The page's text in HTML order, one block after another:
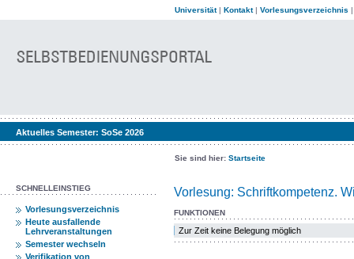
Universität| Kontakt| Vorlesungsverzeichnis
Aktuelles Semester: SoSe 2026
Sie sind hier: Startseite
SCHNELLEINSTIEG
Vorlesungsverzeichnis
Heute ausfallende
Lehrveranstaltungen
Semester wechseln
Verifikation von
Vorlesung: Schriftkompetenz.
FUNKTIONEN
Zur Zeit keine Belegung möglich